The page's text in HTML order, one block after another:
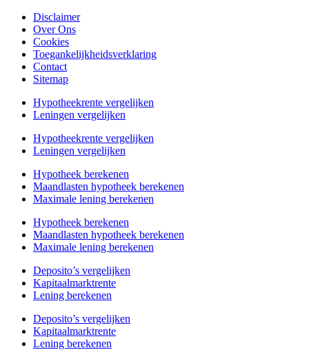
Disclaimer
Over Ons
Cookies
Toegankelijkheidsverklaring
Contact
Sitemap
Hypotheekrente vergelijken
Leningen vergelijken
Hypotheekrente vergelijken
Leningen vergelijken
Hypotheek berekenen
Maandlasten hypotheek berekenen
Maximale lening berekenen
Hypotheek berekenen
Maandlasten hypotheek berekenen
Maximale lening berekenen
Deposito’s vergelijken
Kapitaalmarktrente
Lening berekenen
Deposito’s vergelijken
Kapitaalmarktrente
Lening berekenen